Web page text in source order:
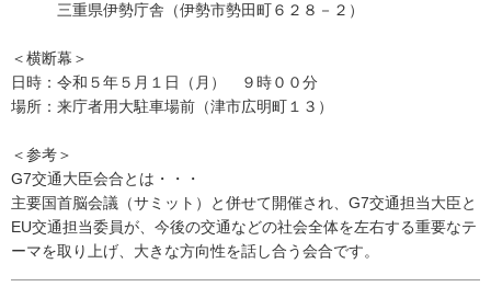
三重県伊勢庁舎（伊勢市勢田町６２８－２）
＜横断幕＞
日時：令和５年５月１日（月） ９時００分
場所：来庁者用大駐車場前（津市広明町１３）
＜参考＞
G7交通大臣会合とは・・・
主要国首脳会議（サミット）と併せて開催され、G7交通担当大臣と
EU交通担当委員が、今後の交通などの社会全体を左右する重要なテ
ーマを取り上げ、大きな方向性を話し合う会合です。